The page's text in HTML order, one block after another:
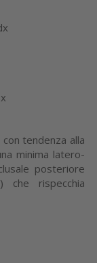
tendenza alla
minima latero-
posteriore
che rispecchia